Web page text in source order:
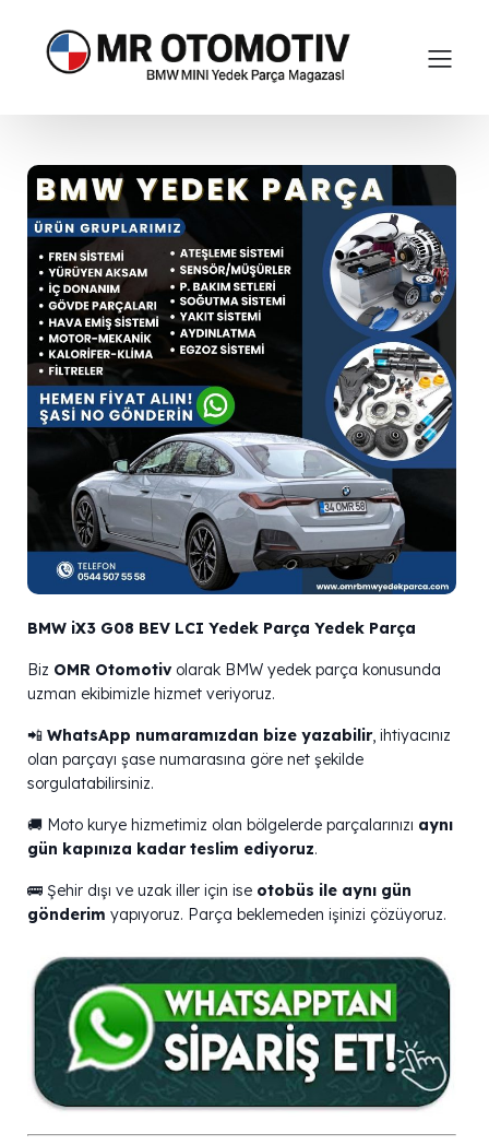
BMW iX3 G08 BEV LCI Yedek Parça Yedek Parça
Biz OMR Otomotivolarak BMW yedek parça konusunda
uzman ekibimizle hizmet veriyoruz.
📲 WhatsApp numaramızdan bize yazabilir, ihtiyacınız
olan parçayı şase numarasına göre net şekilde
sorgulatabilirsiniz.
🚚 Moto kurye hizmetimiz olan bölgelerde parçalarınızı aynı
gün kapınıza kadar teslim ediyoruz.
🚌 Şehir dışı ve uzak iller için ise otobüs ile aynı gün
gönderim yapıyoruz. Parça beklemeden işinizi çözüyoruz.